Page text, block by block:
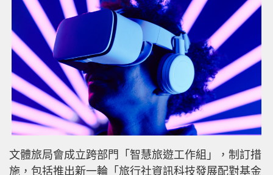
文體旅局會成立跨部門「智慧旅遊工作組」，制訂措
施，包括推出新一輪「旅行社資訊科技發展配對基金